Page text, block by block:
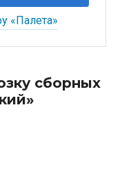
«Палета»
сборных